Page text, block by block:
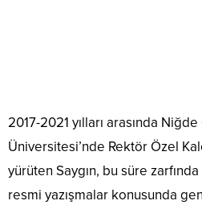
2017-2021 yılları arasında
Üniversitesi’nde Rektör Özel
yürüten Saygın, bu süre
resmi yazışmalar konusunda